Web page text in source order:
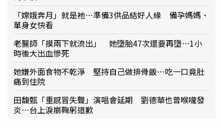
「嫦娥奔月」就是祂…準備3供品結好人緣 備孕媽媽、
單身女快看
老醫師「摸兩下就流出」 她墮胎47次還要再墮…1小
時後大出血慘死
她嫌外面食物不乾淨 堅持自己做排骨飯…吃一口竟肚
痛到住院
田馥甄「重感冒失聲」演唱會延期 劉德華也曾喉嚨發
炎…台上淚崩鞠躬道歉